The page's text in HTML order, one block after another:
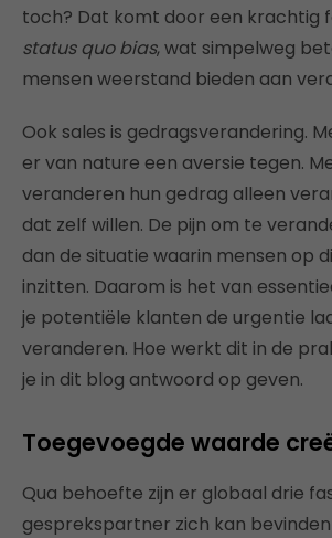
toch? Dat komt door een krachtig
status quo bias, wat simpelweg
mensen weerstand bieden aan
Ook sales is gedragsverandering.
er van nature een aversie tegen.
veranderen hun gedrag alleen
dat zelf willen. De pijn om te
dan de situatie waarin mensen op
inzitten. Daarom is het van
je potentiële klanten de urgentie
veranderen. Hoe werkt dit in de
je in dit blog antwoord op geven.
Toegevoegde waarde
Qua behoefte zijn er globaal drie
gesprekspartner zich kan bevinden